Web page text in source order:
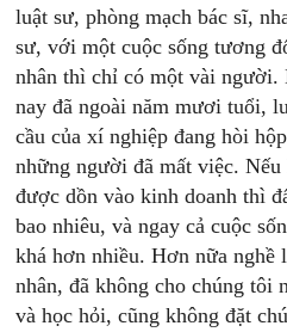
luật sư, phòng mạch bác sĩ,
sư, với một cuộc sống tương
nhân thì chỉ có một vài
nay đã ngoài năm mươi tuổi,
cầu của xí nghiệp đang hòi
những người đã mất việc.
được dồn vào kinh doanh thì
bao nhiêu, và ngay cả cuộc
khá hơn nhiều. Hơn nữa nghề
nhân, đã không cho chúng tôi
và học hỏi, cũng không đặt